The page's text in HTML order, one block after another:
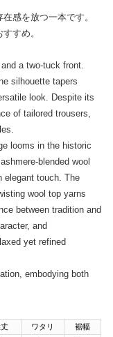
感を放つ一本です。
すめ。
a two-tuck front.
silhouette tapers
look. Despite its
of tailored trousers,
looms in the historic
blended wool
elegant touch. The
wool top yarns
between tradition and
and
yet refined
embodying both
ワタリ
裾幅